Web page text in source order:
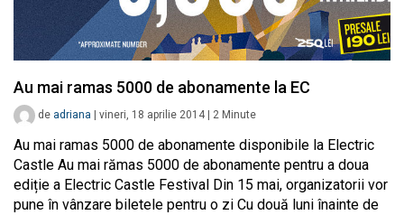
Au mai ramas 5000 de abonamente la EC
de adriana vineri, 18 aprilie 2014 2 Minute
Au mai ramas 5000 de abonamente disponibile la Electric
Castle Au mai rămas 5000 de abonamente pentru a doua
ediție a Electric Castle Festival Din 15 mai, organizatorii vor
pune în vânzare biletele pentru o zi Cu două luni înainte de